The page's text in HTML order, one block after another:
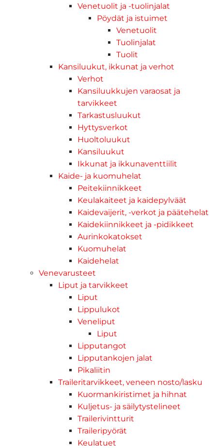
Venetuolit ja -tuolinjalat
Pöydät ja istuimet
Venetuolit
Tuolinjalat
Tuolit
Kansiluukut, ikkunat ja verhot
Verhot
Kansiluukkujen varaosat ja
tarvikkeet
Tarkastusluukut
Hyttysverkot
Huoltoluukut
Kansiluukut
Ikkunat ja ikkunaventtiilit
Kaide- ja kuomuhelat
Peitekiinnikkeet
Keulakaiteet ja kaidepylväät
Kaidevaijerit, -verkot ja päätehelat
Kaidekiinnikkeet ja -pidikkeet
Aurinkokatokset
Kuomuhelat
Kaidehelat
Venevarusteet
Liput ja tarvikkeet
Liput
Lippulukot
Veneliput
Liput
Lipputangot
Lipputankojen jalat
Pikaliitin
Traileritarvikkeet, veneen nosto/lasku
Kuormankiristimet ja hihnat
Kuljetus- ja säilytystelineet
Trailerivintturit
Traileripyörät
Keulatuet